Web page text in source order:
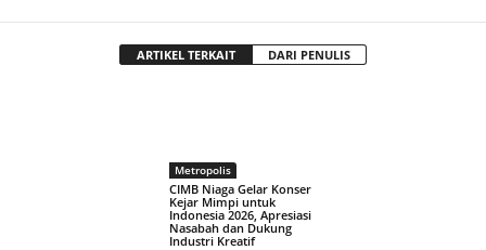
ARTIKEL TERKAIT DARI PENULIS
Metropolis
CIMB Niaga Gelar Konser
Kejar Mimpi untuk
Indonesia 2026, Apresiasi
Nasabah dan Dukung
Industri Kreatif